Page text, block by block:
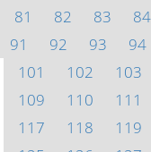
81
82 83 84
91
92 93 94
101
102 103
109
110 111
117
118 119